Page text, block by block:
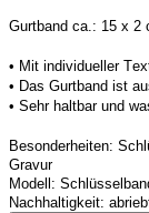
Gurtband ca.: 15 x 2
• Mit individueller
• Das Gurtband ist a
• Sehr haltbar und
Besonderheiten:
Gravur
Modell:
Nachhaltigkeit: